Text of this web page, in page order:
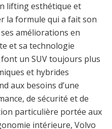
lifting esthétique et
la formule qui a fait son
améliorations en
et sa technologie
un SUV toujours plus
et hybrides
aux besoins d’une
de sécurité et de
particulière portée aux
intérieure, Volvo